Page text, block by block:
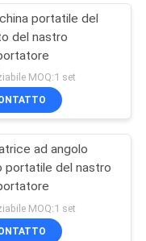
portatile del
del nastro
MOQ:1 set
ad angolo
portatile del nastro
MOQ:1 set